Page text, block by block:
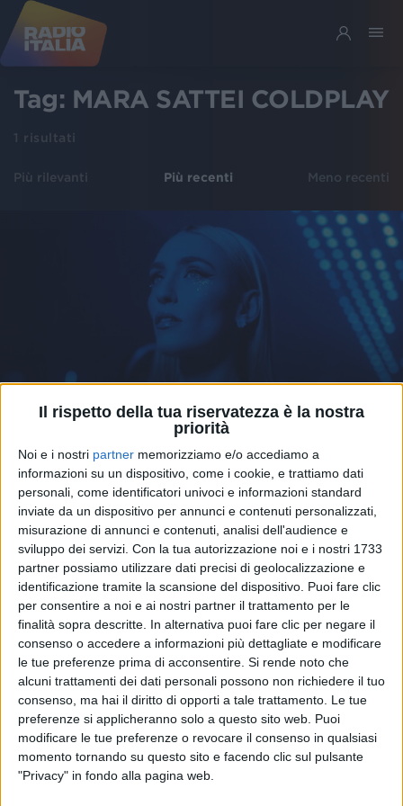
Il rispetto della tua riservatezza è la nostra
priorità
Noi e i nostri partner memorizziamo e/o accediamo a
informazioni su un dispositivo, come i cookie, e trattiamo dati
personali, come identificatori univoci e informazioni standard
inviate da un dispositivo per annunci e contenuti personalizzati,
misurazione di annunci e contenuti, analisi dell'audience e
sviluppo dei servizi. Con la tua autorizzazione noi e i nostri 1733
partner possiamo utilizzare dati precisi di geolocalizzazione e
identificazione tramite la scansione del dispositivo. Puoi fare clic
per consentire a noi e ai nostri partner il trattamento per le
finalità sopra descritte. In alternativa puoi fare clic per negare il
consenso o accedere a informazioni più dettagliate e modificare
le tue preferenze prima di acconsentire. Si rende noto che
alcuni trattamenti dei dati personali possono non richiedere il tuo
consenso, ma hai il diritto di opporti a tale trattamento. Le tue
preferenze si applicheranno solo a questo sito web. Puoi
modificare le tue preferenze o revocare il consenso in qualsiasi
momento tornando su questo sito e facendo clic sul pulsante
"Privacy" in fondo alla pagina web.
Tag: MARA SATTEI COLDPLAY
1 risultati
Più rilevanti Più recenti Meno recenti
IL NUOVO SINGOLO 24 lug 2023
Mara Sattei: arriva "Piango in Discoteca",
prodotto da Takagi e Ketra
La cantante, nel pieno del suo "Mara Sattei Summer
Tour 2023", ha trovato il tempo per pubblicare un
nuovo brano per dare ancora più ritmo all'estate
diMaria Vittoria Pezzoni